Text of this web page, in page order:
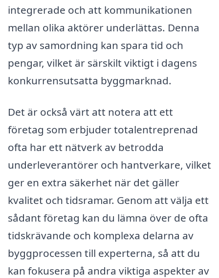
integrerade och att kommunikationen
mellan olika aktörer underlättas. Denna
typ av samordning kan spara tid och
pengar, vilket är särskilt viktigt i dagens
konkurrensutsatta byggmarknad.
Det är också värt att notera att ett
företag som erbjuder totalentreprenad
ofta har ett nätverk av betrodda
underleverantörer och hantverkare, vilket
ger en extra säkerhet när det gäller
kvalitet och tidsramar. Genom att välja ett
sådant företag kan du lämna över de ofta
tidskrävande och komplexa delarna av
byggprocessen till experterna, så att du
kan fokusera på andra viktiga aspekter av